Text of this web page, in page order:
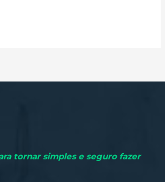
tornar simples e seguro fazer